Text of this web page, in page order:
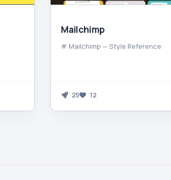
Mailchimp
# Mailchimp — Style Reference
25 12